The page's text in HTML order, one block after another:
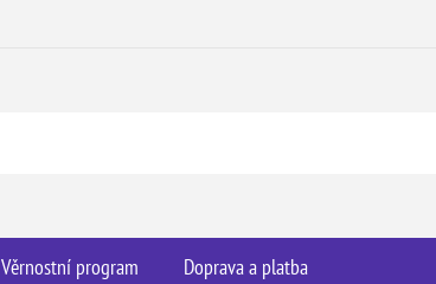
Věrnostní program Doprava a platba